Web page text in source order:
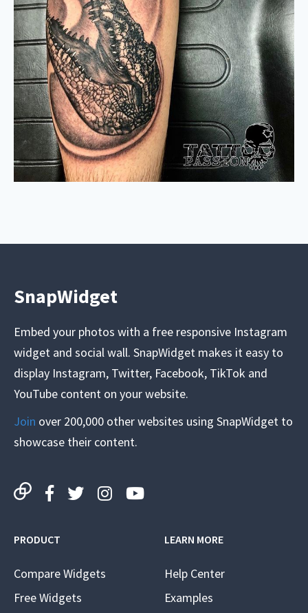
SnapWidget
Embed your photos with a free responsive Instagram
widget and social wall. SnapWidget makes it easy to
display Instagram, Twitter, Facebook, TikTok and
YouTube content on your website.
Join over 200,000 other websites using SnapWidget to
showcase their content.
PRODUCT
Compare Widgets
Free Widgets
LEARN MORE
Help Center
Examples